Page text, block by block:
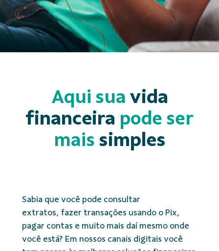
Aqui sua vida
financeira pode ser
mais simples
Sabia que você pode consultar
extratos, fazer transações usando o Pix,
pagar contas e muito mais daí mesmo onde
você está? Em nossos canais digitais você